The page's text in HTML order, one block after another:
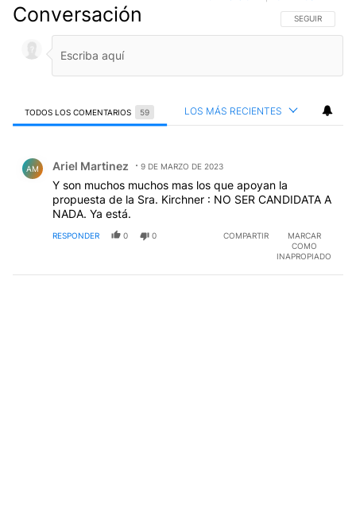
Conversación SIGA ESTA
SEGUIR
TODOS LOS COMENTARIOS 59 LOS MÁS RECIENTES
AM Ariel Martinez 9 DE MARZO DE 2023
Y son muchos muchos mas los que apoyan la
propuesta de la Sra. Kirchner : NO SER CANDIDATA A
NADA. Ya está.
RESPONDER 0 0 COMPARTIR
MARCAR
COMO
INAPROPIADO